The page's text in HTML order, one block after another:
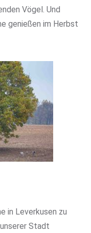
Vögel. Und
genießen im Herbst
in Leverkusen zu
Stadt